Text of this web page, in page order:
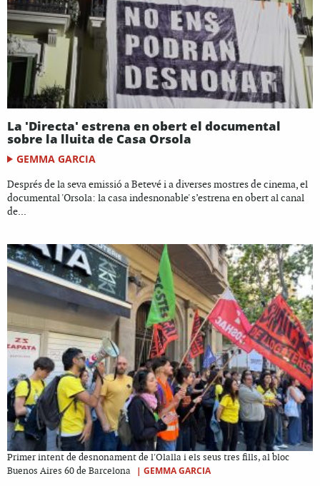
La 'Directa' estrena en obert el documental
sobre la lluita de Casa Orsola
GEMMA GARCIA
Després de la seva emissió a Betevé i a diverses mostres de cinema, el
documental 'Orsola: la casa indesnonable' s’estrena en obert al canal
de...
Primer intent de desnonament de l'Olalla i els seus tres fills, al bloc
Buenos Aires 60 de Barcelona
| GEMMA GARCIA